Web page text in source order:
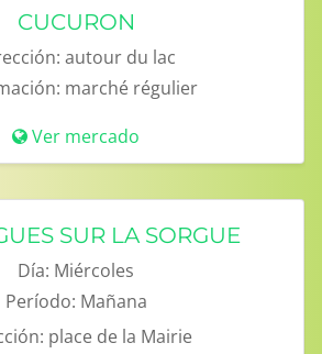
CUCURON
autour du lac
marché régulier
Ver mercado
SUR LA SORGUE
Día: Miércoles
Período: Mañana
place de la Mairie